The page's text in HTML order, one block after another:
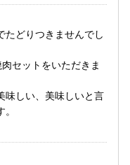
たどりつきませんでし
セットをいただきま
味しい、美味しいと言